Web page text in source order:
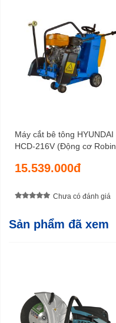
Máy cắt bê tông HYUNDAI
HCD-216V (Động cơ Robin
15.539.000đ
Chưa có đánh giá
Sản phẩm đã xem